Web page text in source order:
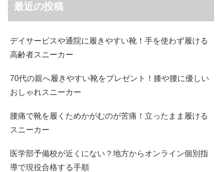
最近の投稿
デイサービスや通院に履きやすい靴！手を使わず履ける
高齢者スニーカー
70代の親へ履きやすい靴をプレゼント！膝や腰に優しい
おしゃれスニーカー
腰痛で靴を履くためかがむのが苦痛！立ったまま履ける
スニーカー
医学部予備校が近くにない？地方からオンライン個別指
導で現役合格する手順